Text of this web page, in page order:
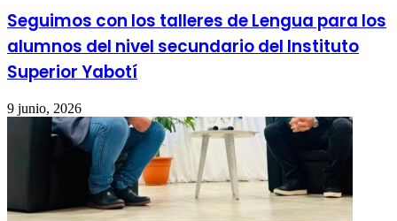
Seguimos con los talleres de Lengua para los
alumnos del nivel secundario del Instituto
Superior Yabotí
9 junio, 2026